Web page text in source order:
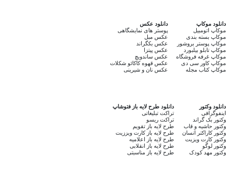
دانلود موکاپ
موکاپ اتومبیل
موکاپ بسته بندی
موکاپ پوستر بروشور
موکاپ تابلو بیلبورد
موکاپ غرفه فروشگاه
موکاپ کاور سی دی
موکاپ کتاب مجله
دانلود عکس
پوستر های نمایشگاهی
عکس مبل
عکس بکگراند
عکس پیتزا
عکس ساندویچ
عکس قهوه کاکائو شکلات
عکس نان و شیرینی
دانلود وکتور
اینفوگرافی
وکتور بک گراند
وکتور حاشیه و قاب
وکتور کاراکتر انسان
وکتور کارت ویزیت
وکتور لوگو
وکتور مهد کودک
دانلود طرح لایه باز فتوشاپ
تراکت تبلیغاتی
تراکت ریسو
طرح لایه باز تقویم
طرح لایه باز کارت ویززیت
طرح لایه باز اعلامیه
طرح لایه باز انقلابی
طرح لایه باز مناسبتی